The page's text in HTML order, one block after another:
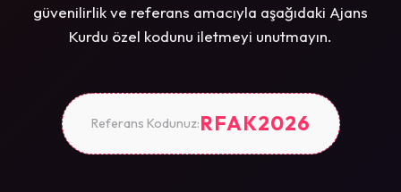
güvenilirlik ve referans amacıyla aşağıdaki Ajans
Kurdu özel kodunu iletmeyi unutmayın.
Referans Kodunuz:RFAK2026